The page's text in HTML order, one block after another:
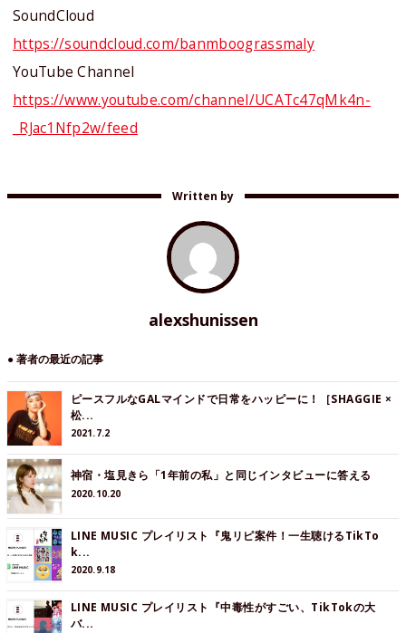
SoundCloud
https://soundcloud.com/banmboograssmaly
YouTube Channel
https://www.youtube.com/channel/UCATc47qMk4n-
_RJac1Nfp2w/feed
Written by
alexshunissen
● 著者の最近の記事
ピースフルなGALマインドで日常をハッピーに！［SHAGGIE ×
松...
2021.7.2
神宿・塩見きら「1年前の私」と同じインタビューに答える
2020.10.20
LINE MUSIC プレイリスト『鬼リピ案件！一生聴けるTikTo
k...
2020.9.18
LINE MUSIC プレイリスト『中毒性がすごい、TikTokの大
バ...